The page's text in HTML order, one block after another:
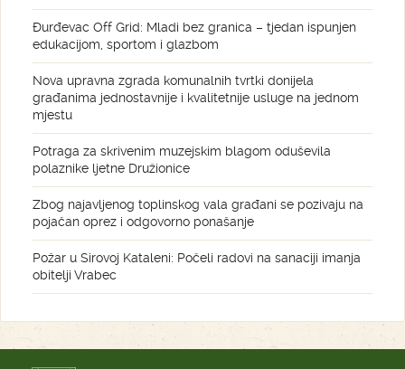
Đurđevac Off Grid: Mladi bez granica – tjedan ispunjen
edukacijom, sportom i glazbom
Nova upravna zgrada komunalnih tvrtki donijela
građanima jednostavnije i kvalitetnije usluge na jednom
mjestu
Potraga za skrivenim muzejskim blagom oduševila
polaznike ljetne Družionice
Zbog najavljenog toplinskog vala građani se pozivaju na
pojačan oprez i odgovorno ponašanje
Požar u Sirovoj Kataleni: Počeli radovi na sanaciji imanja
obitelji Vrabec